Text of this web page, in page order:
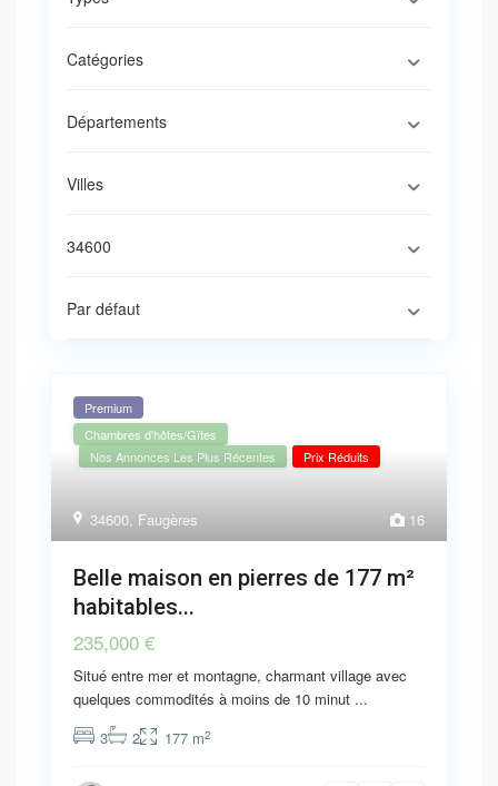
Catégories
Départements
Villes
34600
Par défaut
16
34600, Faugères
Premium
Chambres d'hôtes/Gîtes
Nos Annonces Les Plus Récentes
Prix Réduits
Belle maison en pierres de 177 m²
habitables...
235,000 €
Situé entre mer et montagne, charmant village avec
quelques commodités à moins de 10 minut ...
3
2 177 m2